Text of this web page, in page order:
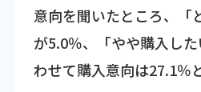
意向を聞いたところ、「
が5.0％、「やや購入し
わせて購入意向は27.1％